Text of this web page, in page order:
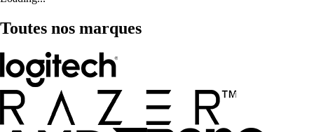
Toutes nos marques